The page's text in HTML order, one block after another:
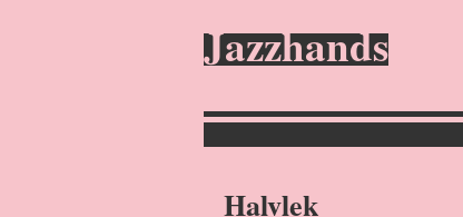
Jazzhands
Halvlek